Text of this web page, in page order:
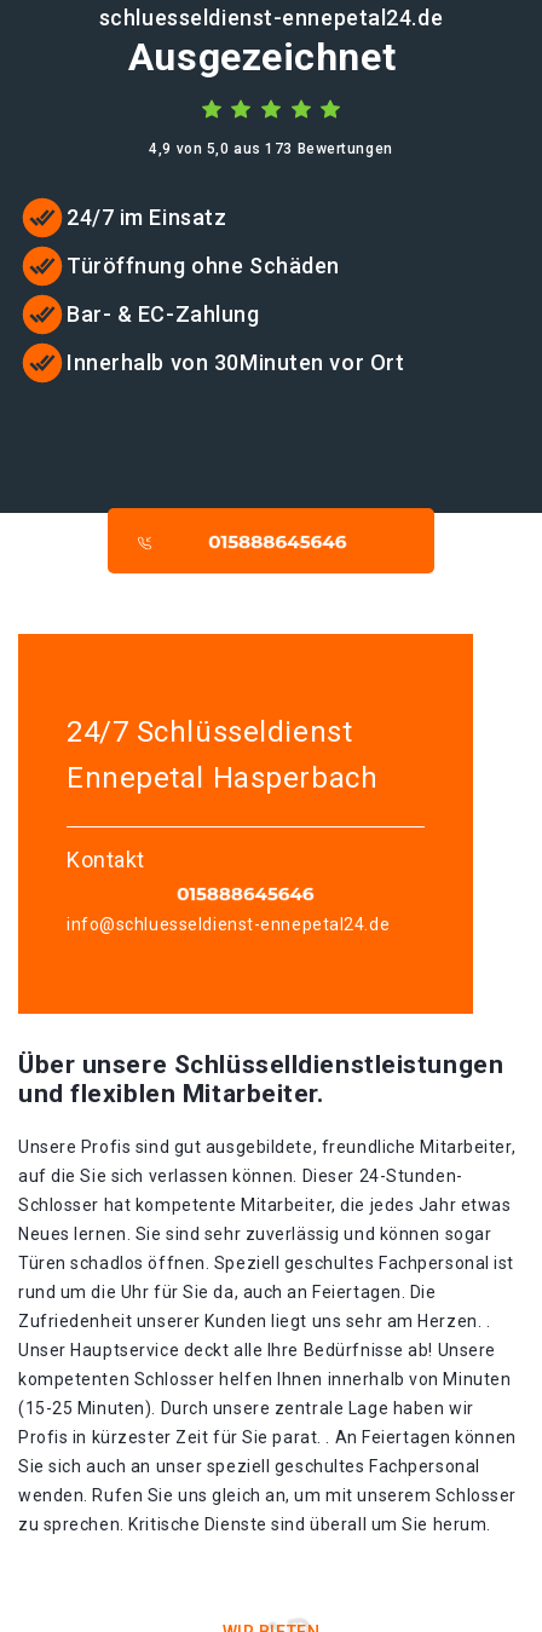
schluesseldienst-ennepetal24.de
Ausgezeichnet
4,9 von 5,0 aus 173 Bewertungen
24/7 im Einsatz
Türöffnung ohne Schäden
Bar- & EC-Zahlung
Innerhalb von 30Minuten vor Ort
24/7 Schlüsseldienst
Ennepetal Hasperbach
Kontakt
info@schluesseldienst-ennepetal24.de
Über unsere Schlüsselldienstleistungen
und flexiblen Mitarbeiter.
Unsere Profis sind gut ausgebildete, freundliche Mitarbeiter,
auf die Sie sich verlassen können. Dieser 24-Stunden-
Schlosser hat kompetente Mitarbeiter, die jedes Jahr etwas
Neues lernen. Sie sind sehr zuverlässig und können sogar
Türen schadlos öffnen. Speziell geschultes Fachpersonal ist
rund um die Uhr für Sie da, auch an Feiertagen. Die
Zufriedenheit unserer Kunden liegt uns sehr am Herzen. .
Unser Hauptservice deckt alle Ihre Bedürfnisse ab! Unsere
kompetenten Schlosser helfen Ihnen innerhalb von Minuten
(15-25 Minuten). Durch unsere zentrale Lage haben wir
Profis in kürzester Zeit für Sie parat. . An Feiertagen können
Sie sich auch an unser speziell geschultes Fachpersonal
wenden. Rufen Sie uns gleich an, um mit unserem Schlosser
zu sprechen. Kritische Dienste sind überall um Sie herum.